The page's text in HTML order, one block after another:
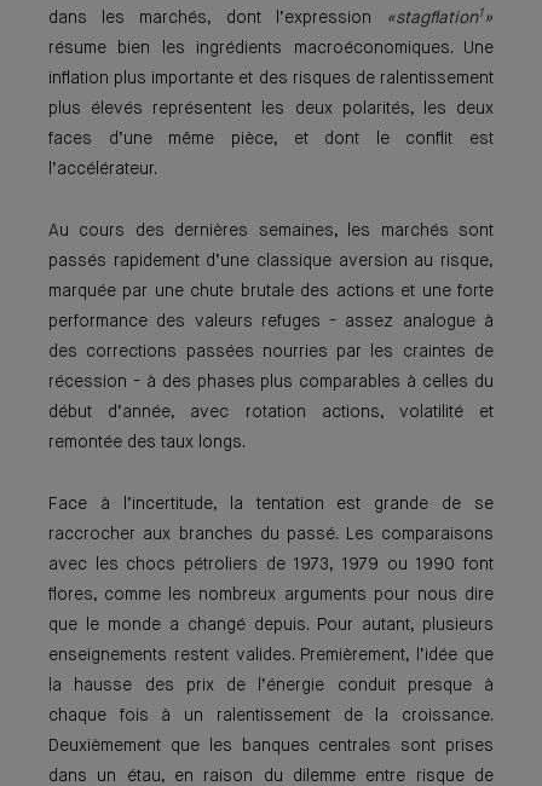
dans les marchés, dont l’expression
«stagflation1»
résume bien les ingrédients macroéconomiques. Une
inflation plus importante et des risques de ralentissement
plus élevés représentent les deux polarités, les deux
faces d’une même pièce, et dont le conflit est
l’accélérateur.
Au cours des dernières semaines, les marchés sont
passés rapidement d’une classique aversion au risque,
marquée par une chute brutale des actions et une forte
performance des valeurs refuges - assez analogue à
des corrections passées nourries par les craintes de
récession - à des phases plus comparables à celles du
début d’année, avec rotation actions, volatilité et
remontée des taux longs.
Face à l’incertitude, la tentation est grande de se
raccrocher aux branches du passé. Les comparaisons
avec les chocs pétroliers de 1973, 1979 ou 1990 font
flores, comme les nombreux arguments pour nous dire
que le monde a changé depuis. Pour autant, plusieurs
enseignements restent valides. Premièrement, l’idée que
la hausse des prix de l’énergie conduit presque à
chaque fois à un ralentissement de la croissance.
Deuxièmement que les banques centrales sont prises
dans un étau, en raison du dilemme entre risque de